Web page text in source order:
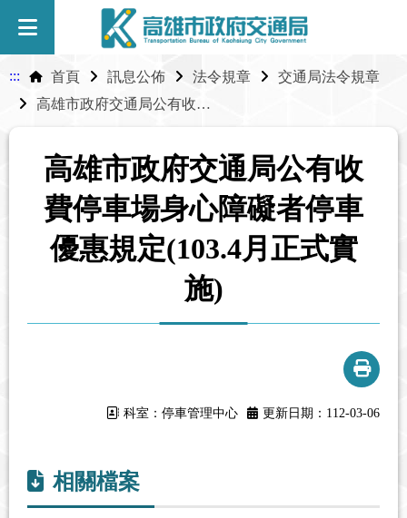
::: 首頁 訊息公佈 法令規章
交通局法令規章
高雄市政府交通局公有收費停車場身心障礙者停車優惠規定(103.4月正式實施)
高雄市政府交通局公有收
費停車場身心障礙者停車
優惠規定(103.4月正式實
施)
更新日期：112-03-06
科室：停車管理中心
相關檔案